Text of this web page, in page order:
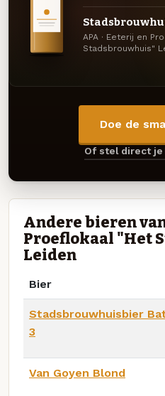
APA · Eeterij en
Stadsbrouwhuis"
Doe de
Of stel direct
Andere bieren
Proeflokaal "Het
Leiden
Bier
Stadsbrouwhuisbier
3
Van Goyen Blond